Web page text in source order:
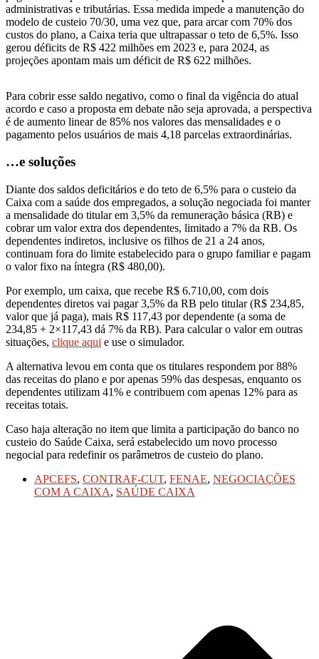
administrativas e tributárias. Essa medida impede a manutenção do
modelo de custeio 70/30, uma vez que, para arcar com 70% dos
custos do plano, a Caixa teria que ultrapassar o teto de 6,5%. Isso
gerou déficits de R$ 422 milhões em 2023 e, para 2024, as
projeções apontam mais um déficit de R$ 622 milhões.
Para cobrir esse saldo negativo, como o final da vigência do atual
acordo e caso a proposta em debate não seja aprovada, a perspectiva
é de aumento linear de 85% nos valores das mensalidades e o
pagamento pelos usuários de mais 4,18 parcelas extraordinárias.
…e soluções
Diante dos saldos deficitários e do teto de 6,5% para o custeio da
Caixa com a saúde dos empregados, a solução negociada foi manter
a mensalidade do titular em 3,5% da remuneração básica (RB) e
cobrar um valor extra dos dependentes, limitado a 7% da RB. Os
dependentes indiretos, inclusive os filhos de 21 a 24 anos,
continuam fora do limite estabelecido para o grupo familiar e pagam
o valor fixo na íntegra (R$ 480,00).
Por exemplo, um caixa, que recebe R$ 6.710,00, com dois
dependentes diretos vai pagar 3,5% da RB pelo titular (R$ 234,85,
valor que já paga), mais R$ 117,43 por dependente (a soma de
234,85 + 2×117,43 dá 7% da RB). Para calcular o valor em outras
situações, clique aqui e use o simulador.
A alternativa levou em conta que os titulares respondem por 88%
das receitas do plano e por apenas 59% das despesas, enquanto os
dependentes utilizam 41% e contribuem com apenas 12% para as
receitas totais.
Caso haja alteração no item que limita a participação do banco no
custeio do Saúde Caixa, será estabelecido um novo processo
negocial para redefinir os parâmetros de custeio do plano.
APCEFS, CONTRAF-CUT, FENAE, NEGOCIAÇÕES
COM A CAIXA, SAÚDE CAIXA